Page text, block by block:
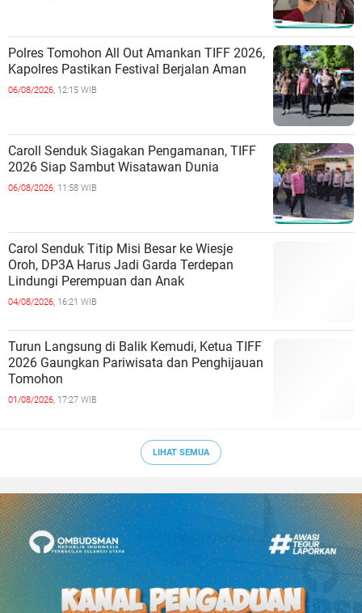
Polres Tomohon All Out Amankan TIFF 2026,
Kapolres Pastikan Festival Berjalan Aman
06/08/2026, 12:15 WIB
Caroll Senduk Siagakan Pengamanan, TIFF
2026 Siap Sambut Wisatawan Dunia
06/08/2026, 11:58 WIB
Carol Senduk Titip Misi Besar ke Wiesje
Oroh, DP3A Harus Jadi Garda Terdepan
Lindungi Perempuan dan Anak
04/08/2026, 16:21 WIB
Turun Langsung di Balik Kemudi, Ketua TIFF
2026 Gaungkan Pariwisata dan Penghijauan
Tomohon
01/08/2026, 17:27 WIB
LIHAT SEMUA